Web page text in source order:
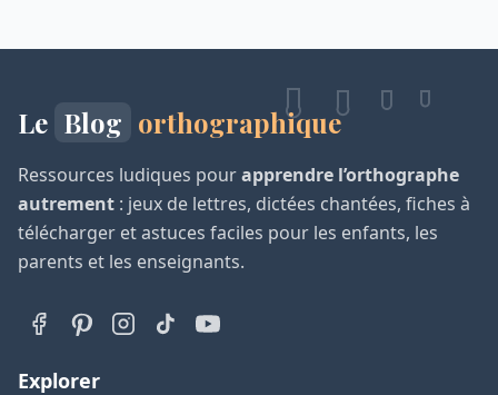
Le Blog orthographique
Ressources ludiques pourapprendre l’orthographe
autrement : jeux de lettres, dictées chantées, fiches à
télécharger et astuces faciles pour les enfants, les
parents et les enseignants.
Explorer